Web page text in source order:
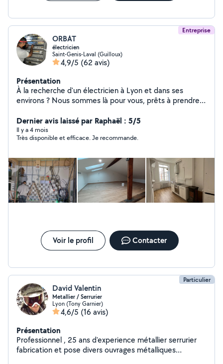
Entreprise
ORBAT
électricien
Saint-Genis-Laval (Guilloux)
4,9/5 (62 avis)
Présentation
À la recherche d'un électricien à Lyon et dans ses
environs ? Nous sommes là pour vous, prêts à prendre
rénovation partielle ou totale, une mise aux normes, ou
même l'installation d'une simple prise, nous sommes à
votre disposition. Chez ORBAT, nous nous engageons à
vous informer que nos devis sont gratuits ! Nous nous
feront un plaisir de discuter de vos besoins électriques,
de vous conseiller et de vous proposer des solutions
adaptées. N'hésitez pas à nous contacter pour obtenir
plus d'informations. A bientôt !
Dernier avis laissé par Raphaël : 5/5
Il y a 4 mois
Très disponible et efficace. Je recommande.
Voir le profil Contacter
Particulier
David Valentin
Metallier / Serrurier
Lyon (Tony Garnier)
4,6/5 (16 avis)
Présentation
Professionnel , 25 ans d'experience métallier serrurier
fabrication et pose divers ouvrages métalliques